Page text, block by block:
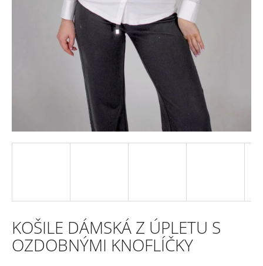
KOŠILE DÁMSKÁ Z ÚPLETU S
OZDOBNÝMI KNOFLÍČKY
D